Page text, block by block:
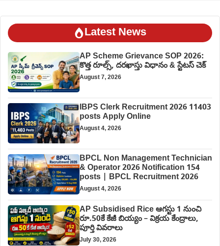
Latest News
AP Scheme Grievance SOP 2026:
కొత్త రూల్స్, దరఖాస్తు విధానం & స్టేటస్ చెక్
August 7, 2026
IBPS Clerk Recruitment 2026 11403
posts Apply Online
August 4, 2026
BPCL Non Management Technician
& Operator 2026 Notification 154
posts | BPCL Recruitment 2026
August 4, 2026
AP Subsidised Rice ఆగస్టు 1 నుంచి
రూ.50కే కేజీ బియ్యం – విక్రయ కేంద్రాలు,
పూర్తి వివరాలు
July 30, 2026